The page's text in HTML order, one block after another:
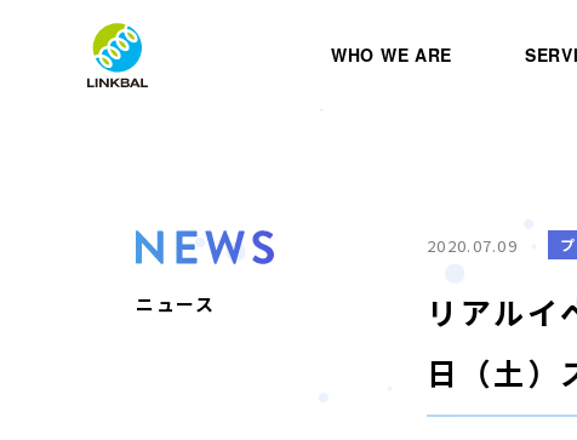
WHO WE ARE
ニュース
2020.07.09
リアルイ
日（土）